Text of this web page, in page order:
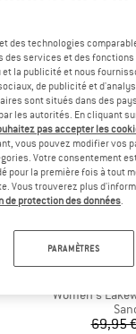
Article
Women's
69,95
Remise
-48 %
des technologies
des services et des
la publicité et nous
de publicité et
sont situés dans des
les autorités. En cliquant
pas accepter les
vous pouvez modifier vos
Votre consentement
pour la première fois à tout
Vous trouverez plus
de protection des données.
PARAMÈTRES